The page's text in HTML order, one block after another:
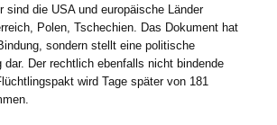
sind die USA und europäische Länder
Polen, Tschechien. Das Dokument hat
sondern stellt eine politische
dar. Der rechtlich ebenfalls nicht bindende
wird Tage später von 181